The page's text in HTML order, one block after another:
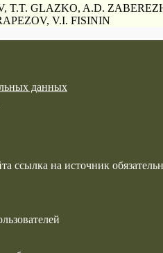
T.T. GLAZKO, A.D.
V.I. FISININ
данных
ссылка на источник